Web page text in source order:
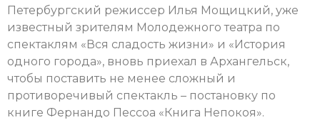
Петербургский режиссер Илья Мощицкий, уже
известный зрителям Молодежного театра по
спектаклям «Вся cладость жизни» и «История
одного города», вновь приехал в Архангельск,
чтобы поставить не менее сложный и
противоречивый спектакль – постановку по
книге Фернандо Пессоа «Книга Непокоя».